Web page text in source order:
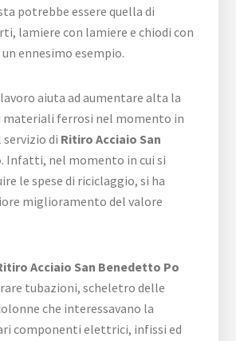
potrebbe essere quella di
lamiere con lamiere e chiodi con
ennesimo esempio.
aiuta ad aumentare alta la
materiali ferrosi nel momento in
servizio di Ritiro Acciaio San
. Infatti, nel momento in cui si
le spese di riciclaggio, si ha
miglioramento del valore
Acciaio San Benedetto Po
tubazioni, scheletro delle
che interessavano la
componenti elettrici, infissi ed